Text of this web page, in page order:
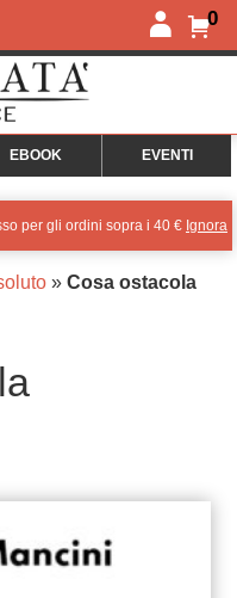
0
EBOOK EVENTI
per gli ordini sopra i 40 € Ignora
» Cosa ostacola